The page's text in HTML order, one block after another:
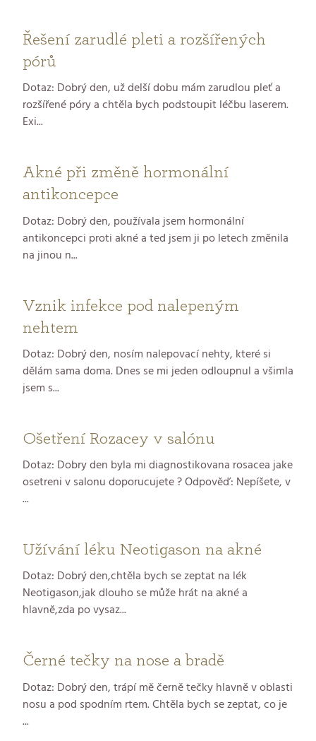
Řešení zarudlé pleti a rozšířených
pórů
Dotaz: Dobrý den, už delší dobu mám zarudlou pleť a
rozšířené póry a chtěla bych podstoupit léčbu laserem.
Exi...
Akné při změně hormonální
antikoncepce
Dotaz: Dobrý den, používala jsem hormonální
antikoncepci proti akné a ted jsem ji po letech změnila
na jinou n...
Vznik infekce pod nalepeným
nehtem
Dotaz: Dobrý den, nosím nalepovací nehty, které si
dělám sama doma. Dnes se mi jeden odloupnul a všimla
jsem s...
Ošetření Rozacey v salónu
Dotaz: Dobry den byla mi diagnostikovana rosacea jake
osetreni v salonu doporucujete ? Odpověď: Nepíšete, v
...
Užívání léku Neotigason na akné
Dotaz: Dobrý den,chtěla bych se zeptat na lék
Neotigason,jak dlouho se může hrát na akné a
hlavně,zda po vysaz...
Černé tečky na nose a bradě
Dotaz: Dobrý den, trápí mě černě tečky hlavně v oblasti
nosu a pod spodním rtem. Chtěla bych se zeptat, co je
...